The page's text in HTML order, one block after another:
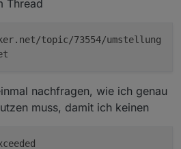
Thread
topic/73554/umstellung
nachfragen, wie ich genau
muss, damit ich keinen